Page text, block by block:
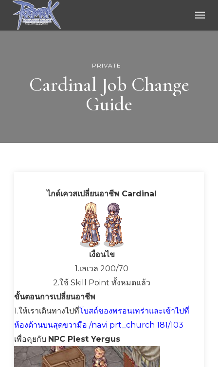
Ragnarok Online
PRIVATE
Cardinal Job Change
Guide
ไกด์เควสเปลี่ยนอาชีพ Cardinal
เงื่อนไข
1.เลเวล 200/70
2.ใช้ Skill Point ทั้งหมดแล้ว
ขั้นตอนการเปลี่ยนอาชีพ
1.ให้เราเดินทางไปที่โบสถ์ของพรอนเทร่าและเข้าไปที่
ห้องด้านบนสุดขวามือ /navi prt_church 181/103
เพื่อคุยกับ NPC Piest Yergus